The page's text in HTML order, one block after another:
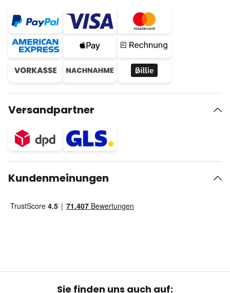
Versandpartner
Kundenmeinungen
Sie finden uns auch auf: